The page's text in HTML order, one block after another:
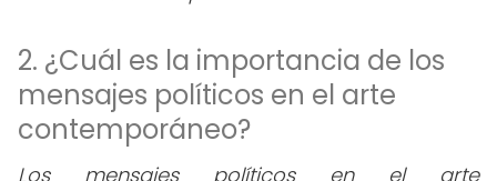
2. ¿Cuál es la importancia de los
mensajes políticos en el arte
contemporáneo?
Los mensajes políticos en el arte